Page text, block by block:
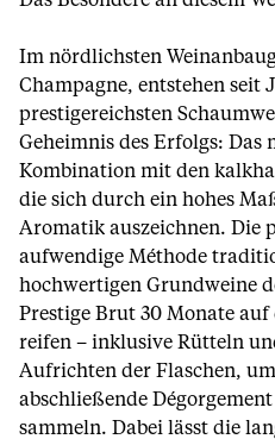
Im nördlichsten
Champagne, entstehen seit
prestigereichsten
Geheimnis des Erfolgs: Das
Kombination mit den
die sich durch ein hohes
Aromatik auszeichnen. Die
aufwendige Méthode
hochwertigen Grundweine
Prestige Brut 30 Monate
reifen – inklusive Rütteln
Aufrichten der Flaschen,
abschließende
sammeln. Dabei lässt die